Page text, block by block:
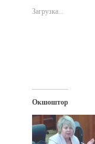
окне)
Загрузка...
Окшоштор